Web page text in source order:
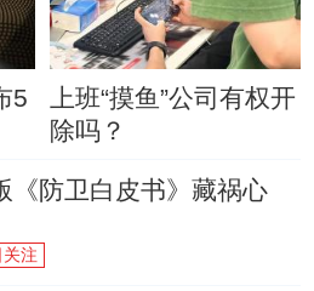
5
上班“摸鱼”公司有权开
除吗？
《防卫白皮书》藏祸心
注